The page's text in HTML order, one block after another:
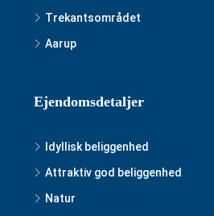
Trekantsområdet
Aarup
Ejendomsdetaljer
Idyllisk beliggenhed
Attraktiv god beliggenhed
Natur